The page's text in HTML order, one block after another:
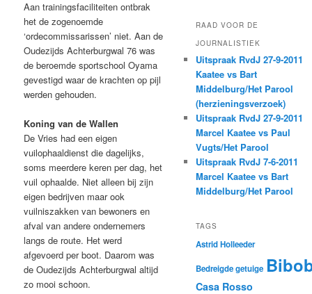
Aan trainingsfaciliteiten ontbrak
het de zogenoemde
‘ordecommissarissen’ niet. Aan de
Oudezijds Achterburgwal 76 was
de beroemde sportschool Oyama
gevestigd waar de krachten op pijl
werden gehouden.
Koning van de Wallen
De Vries had een eigen
vuilophaaldienst die dagelijks,
soms meerdere keren per dag, het
vuil ophaalde. Niet alleen bij zijn
eigen bedrijven maar ook
vuilniszakken van bewoners en
afval van andere ondernemers
langs de route. Het werd
afgevoerd per boot. Daarom was
de Oudezijds Achterburgwal altijd
zo mooi schoon.
RAAD VOOR DE
JOURNALISTIEK
Uitspraak RvdJ 27-9-2011
Kaatee vs Bart
Middelburg/Het Parool
(herzieningsverzoek)
Uitspraak RvdJ 27-9-2011
Marcel Kaatee vs Paul
Vugts/Het Parool
Uitspraak RvdJ 7-6-2011
Marcel Kaatee vs Bart
Middelburg/Het Parool
TAGS
Astrid Holleeder
Bedreigde getuige
Casa Rosso